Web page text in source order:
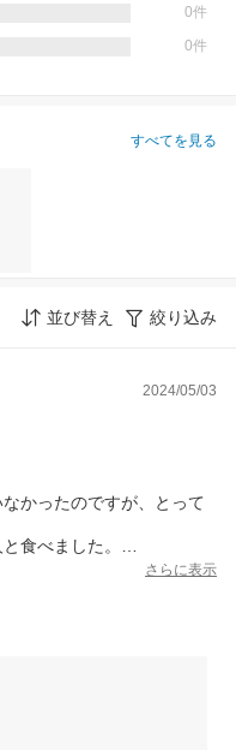
0件
0件
すべてを見る
並び替え 絞り込み
2024/05/03
かったのですが、とって
食べました。
ていて、レース状の厚紙
されています。
くり外し、そのままレー
です。
さらに表示